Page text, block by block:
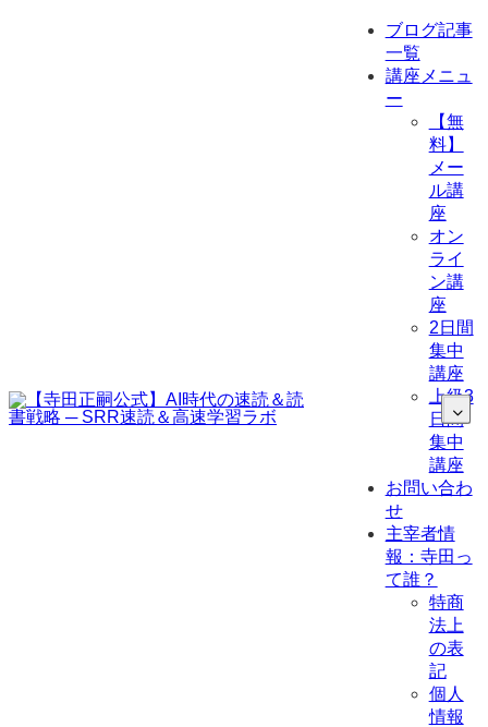
ブログ記事
一覧
講座メニュ
ー
【無
料】
メー
ル講
座
オン
ライ
ン講
座
2日間
集中
講座
上級3
日間
集中
講座
お問い合わ
せ
主宰者情
報：寺田っ
て誰？
特商
法上
の表
記
個人
情報